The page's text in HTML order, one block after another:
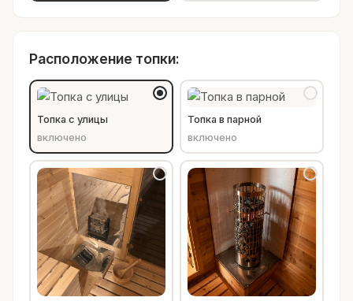
Расположение топки:
Топка с улицы
включено
Топка в парной
включено